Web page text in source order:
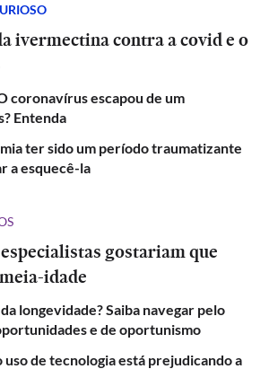
ivermectina contra a covid e o
coronavírus escapou de um
Entenda
ter sido um período traumatizante
a esquecê-la
gostariam que
idade
longevidade? Saiba navegar pelo
e de oportunismo
uso de tecnologia está prejudicando a